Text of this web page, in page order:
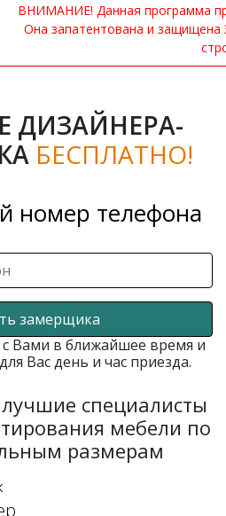
ВНИМАНИЕ! Данная программа
Она запатентована и
ДИЗАЙНЕРА-
БЕСПЛАТНО!
номер телефона
замерщика
с Вами в ближайшее время и
Вас день и час приезда.
специалисты
мебели по
размерам